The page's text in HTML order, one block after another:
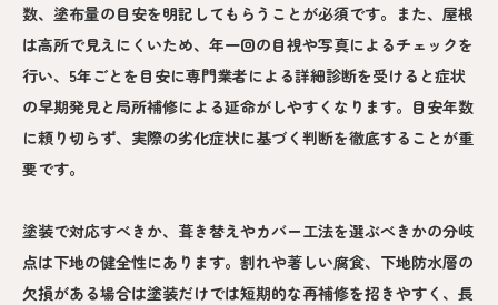
数、塗布量の目安を明記してもらうことが必須です。また、屋根
は高所で見えにくいため、年一回の目視や写真によるチェックを
行い、5年ごとを目安に専門業者による詳細診断を受けると症状
の早期発見と局所補修による延命がしやすくなります。目安年数
に頼り切らず、実際の劣化症状に基づく判断を徹底することが重
要です。
塗装で対応すべきか、葺き替えやカバー工法を選ぶべきかの分岐
点は下地の健全性にあります。割れや著しい腐食、下地防水層の
欠損がある場合は塗装だけでは短期的な再補修を招きやすく、長